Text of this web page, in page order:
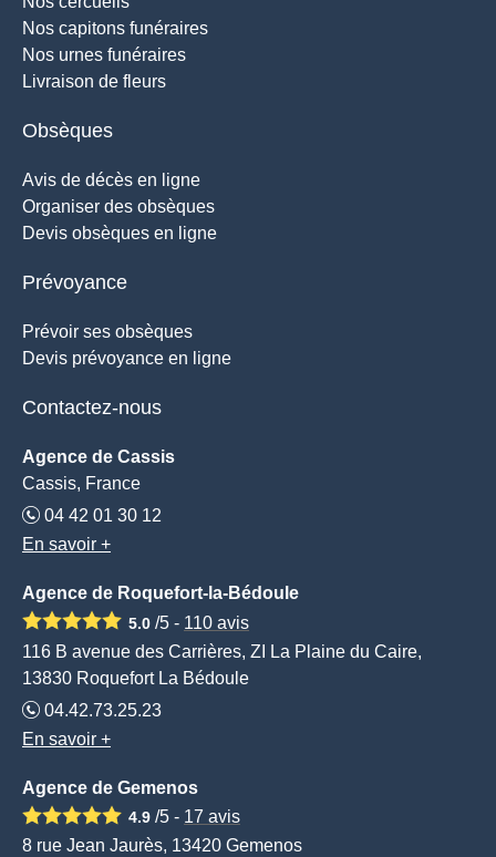
Nos capitons funéraires
Nos urnes funéraires
Livraison de fleurs
Obsèques
Avis de décès en ligne
Organiser des obsèques
Devis obsèques en ligne
Prévoyance
Prévoir ses obsèques
Devis prévoyance en ligne
Contactez-nous
Agence de Cassis
Cassis, France
04 42 01 30 12
En savoir +
Agence de Roquefort-la-Bédoule
5.0 /5 - 110 avis
116 B avenue des Carrières, ZI La Plaine du Caire,
13830 Roquefort La Bédoule
04.42.73.25.23
En savoir +
Agence de Gemenos
4.9 /5 - 17 avis
8 rue Jean Jaurès, 13420 Gemenos